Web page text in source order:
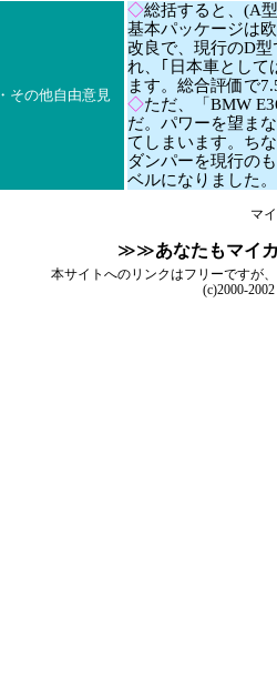
・その他自由意見
◇総括すると、(A
基本パッケージは
改良で、現行のD
れ、｢日本車として
ます。総合評価で
◇ただ、「BMW
だ。パワーを望ま
てしまいます。ち
ダンパーを現行の
ベルになりました。
マ
≫≫あなたもマイ
本サイトへのリンクはフリーですが
(c)2000-2002